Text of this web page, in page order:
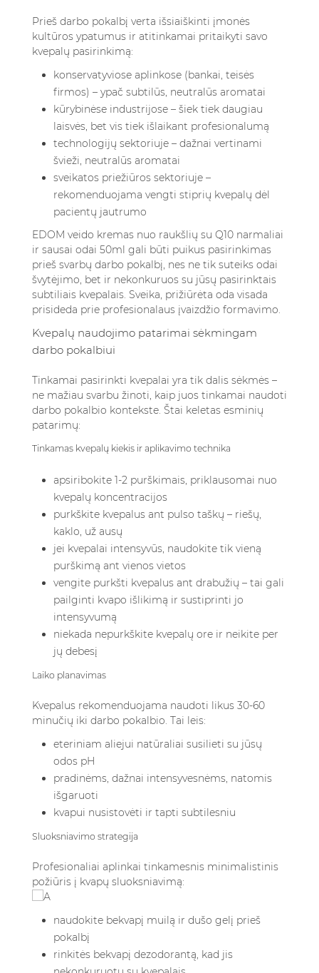
Prieš darbo pokalbį verta išsiaiškinti įmonės
kultūros ypatumus ir atitinkamai pritaikyti savo
kvepalų pasirinkimą:
konservatyviose aplinkose (bankai, teisės
firmos) – ypač subtilūs, neutralūs aromatai
kūrybinėse industrijose – šiek tiek daugiau
laisvės, bet vis tiek išlaikant profesionalumą
technologijų sektoriuje – dažnai vertinami
švieži, neutralūs aromatai
sveikatos priežiūros sektoriuje –
rekomenduojama vengti stiprių kvepalų dėl
pacientų jautrumo
EDOM veido kremas nuo raukšlių su Q10 narmaliai
ir sausai odai 50ml gali būti puikus pasirinkimas
prieš svarbų darbo pokalbį, nes ne tik suteiks odai
švytėjimo, bet ir nekonkuruos su jūsų pasirinktais
subtiliais kvepalais. Sveika, prižiūrėta oda visada
prisideda prie profesionalaus įvaizdžio formavimo.
Kvepalų naudojimo patarimai sėkmingam
darbo pokalbiui
Tinkamai pasirinkti kvepalai yra tik dalis sėkmės –
ne mažiau svarbu žinoti, kaip juos tinkamai naudoti
darbo pokalbio kontekste. Štai keletas esminių
patarimų:
Tinkamas kvepalų kiekis ir aplikavimo technika
apsiribokite 1-2 purškimais, priklausomai nuo
kvepalų koncentracijos
purkškite kvepalus ant pulso taškų – riešų,
kaklo, už ausų
jei kvepalai intensyvūs, naudokite tik vieną
purškimą ant vienos vietos
vengite purkšti kvepalus ant drabužių – tai gali
pailginti kvapo išlikimą ir sustiprinti jo
intensyvumą
niekada nepurkškite kvepalų ore ir neikite per
jų debesį
Laiko planavimas
Kvepalus rekomenduojama naudoti likus 30-60
minučių iki darbo pokalbio. Tai leis:
eteriniam aliejui natūraliai susilieti su jūsų
odos pH
pradinėms, dažnai intensyvesnėms, natomis
išgaruoti
kvapui nusistovėti ir tapti subtilesniu
Sluoksniavimo strategija
Profesionaliai aplinkai tinkamesnis minimalistinis
požiūris į kvapų sluoksniavimą:
naudokite bekvapį muilą ir dušo gelį prieš
pokalbį
rinkitės bekvapį dezodorantą, kad jis